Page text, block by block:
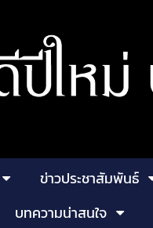
ข่าวประชาสัมพันธ์
บทความน่าสนใจ